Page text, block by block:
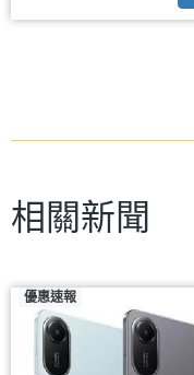
相關新聞
優惠速報